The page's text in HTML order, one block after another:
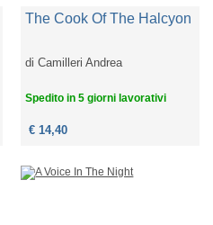
The Cook Of The Halcyon
diCamilleri Andrea
Spedito in 5 giorni lavorativi
€ 14,40